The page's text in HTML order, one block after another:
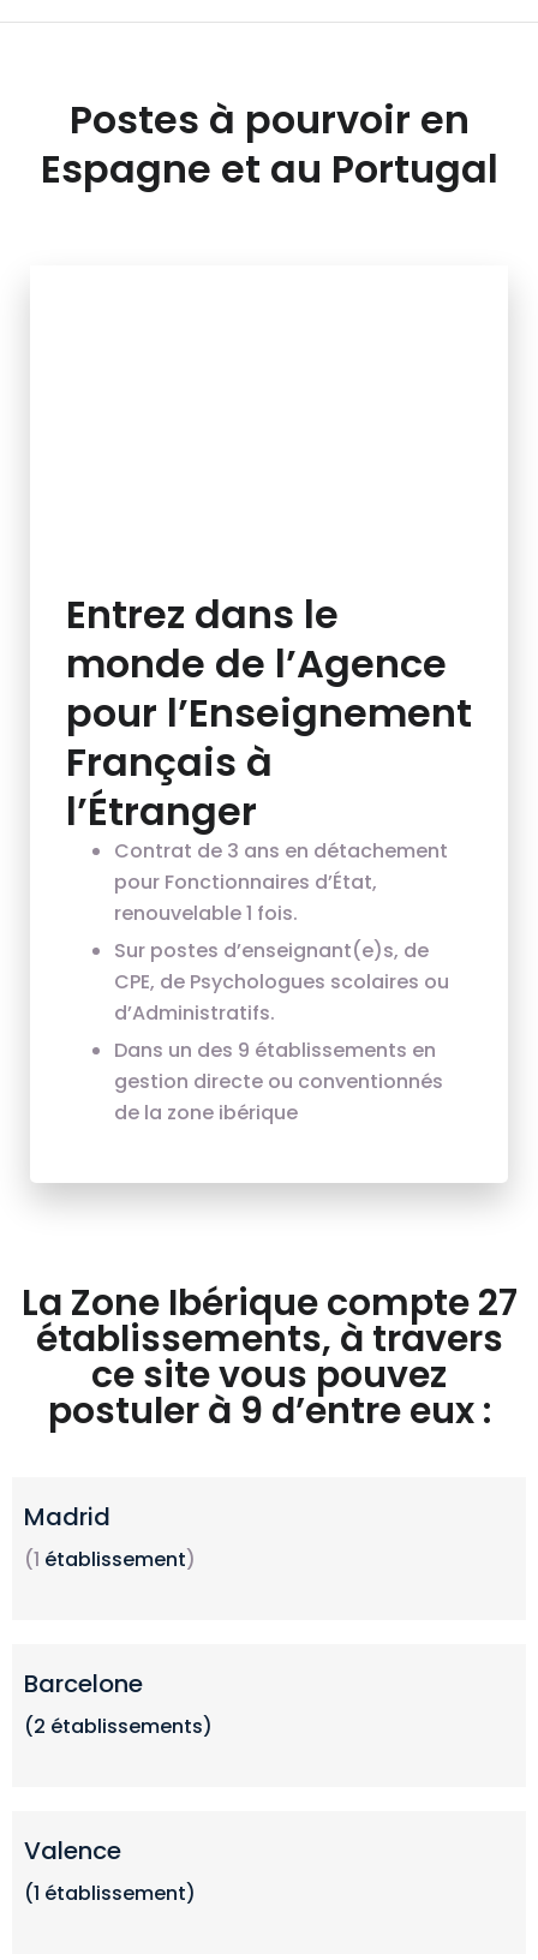
Postes à pourvoir en
Espagne et au Portugal
Entrez dans le
monde de l’Agence
pour l’Enseignement
Français à
l’Étranger
Contrat de 3 ans en détachement
pour Fonctionnaires d’État,
renouvelable 1 fois.
Sur postes d’enseignant(e)s, de
CPE, de Psychologues scolaires ou
d’Administratifs.
Dans un des 9 établissements en
gestion directe ou conventionnés
de la zone ibérique
La Zone Ibérique compte 27
établissements, à travers
ce site vous pouvez
postuler à 9 d’entre eux :
Madrid
(1 établissement)
Barcelone
(2 établissements)
Valence
(1 établissement)